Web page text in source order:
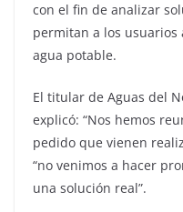
con el fin de analizar
permitan a los usuarios
agua potable.
El titular de Aguas del
explicó: “Nos hemos
pedido que vienen
“no venimos a hacer
una solución real”.